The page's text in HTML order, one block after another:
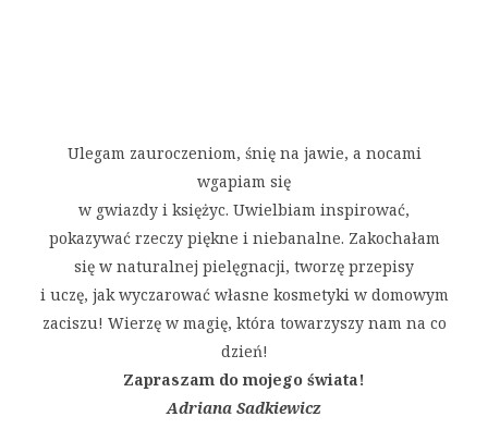
Ulegam zauroczeniom, śnię na jawie, a nocami
wgapiam się
w gwiazdy i księżyc. Uwielbiam inspirować,
pokazywać rzeczy piękne i niebanalne. Zakochałam
się w naturalnej pielęgnacji, tworzę przepisy
i uczę, jak wyczarować własne kosmetyki w domowym
zaciszu! Wierzę w magię, która towarzyszy nam na co
dzień!
Zapraszam do mojego świata!
Adriana Sadkiewicz